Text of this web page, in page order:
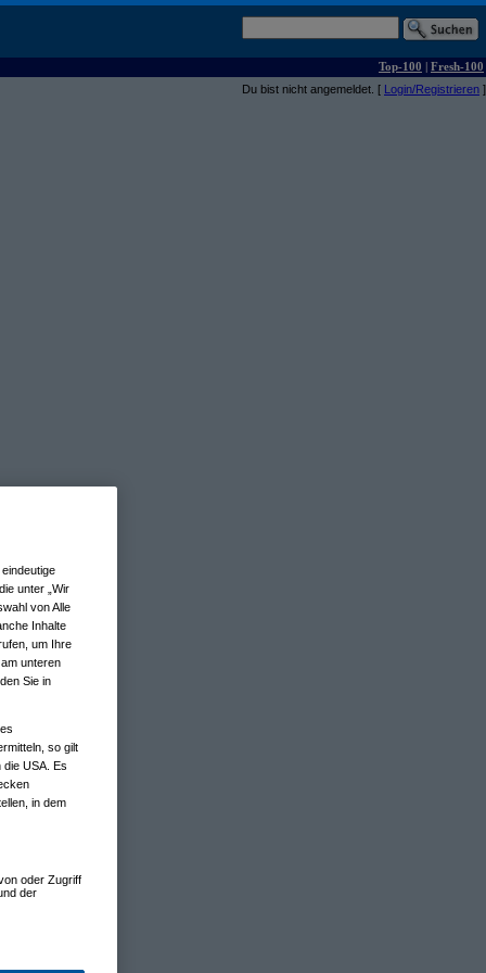
Top-100 | Fresh-100
Du bist nicht angemeldet. [ Login/Registrieren ]
unter „Wir
von Alle
Inhalte
um Ihre
unteren
Sie in
so gilt
die USA. Es
in dem
oder Zugriff
der